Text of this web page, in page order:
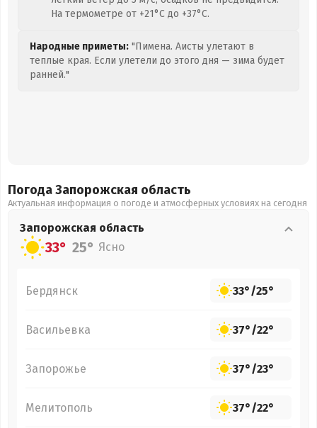
На термометре от +21°C до +37°C.
Народные приметы: "Пимена. Аисты улетают в
теплые края. Если улетели до этого дня — зима будет
ранней."
Погода Запорожская область
Актуальная информация о погоде и атмосферных условиях на сегодня
Запорожская область
33° 25° Ясно
Бердянск 33°/25°
Васильевка 37°/22°
Запорожье 37°/23°
Мелитополь 37°/22°